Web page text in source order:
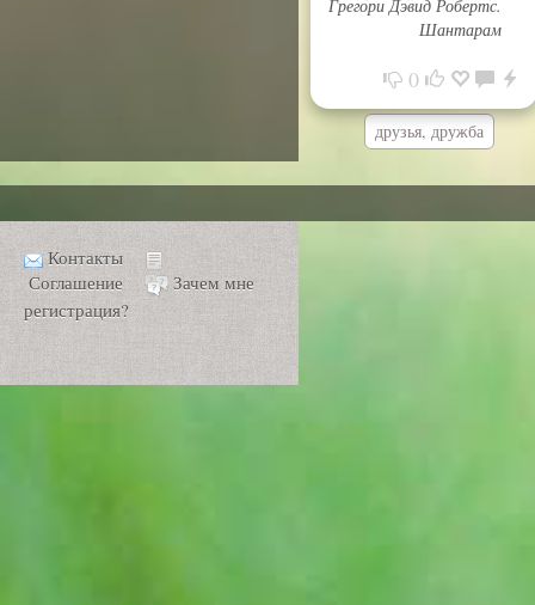
Грегори Дэвид Робертс.
Шантарам
0
друзья, дружба
Контакты
Соглашение
Зачем мне
регистрация?